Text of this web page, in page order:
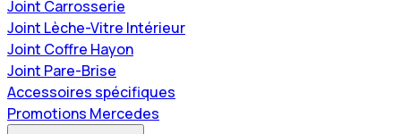
Joint Carrosserie
Joint Lèche-Vitre Intérieur
Joint Coffre Hayon
Joint Pare-Brise
Accessoires spécifiques
Promotions Mercedes